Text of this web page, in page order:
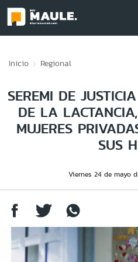
Inicio Regional
SEREMI DE
DE LA
MUJERES
SUS
Viernes 24 de mayo